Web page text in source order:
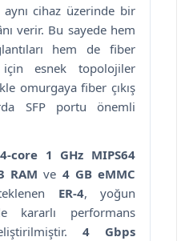
aynı cihaz üzerinde bir
verir. Bu sayede hem
hem de fiber
için esnek topolojiler
omurgaya fiber çıkış
SFP portu önemli
4-core 1 GHz MIPS64
RAM ve 4 GB eMMC
ER-4, yoğun
kararlı performans
4 Gbps